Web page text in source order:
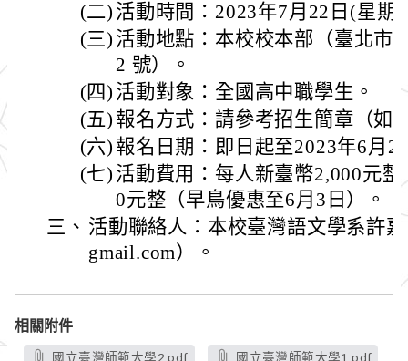
(二) 活動時間：2023年7月22日(星期
(三) 活動地點：本校校本部（臺北市
2 號）。
(四) 活動對象：全國高中職學生。
(五) 報名方式：請參考招生簡章（如
(六) 報名日期：即日起至2023年6月
(七) 活動費用：每人新臺幣2,000元
0元整（早鳥優惠至6月3日）。
三、 活動聯絡人：本校臺灣語文學系許
gmail.com）。
相關附件
國立臺灣師範大學2.pdf 國立臺灣師範大學1.pdf